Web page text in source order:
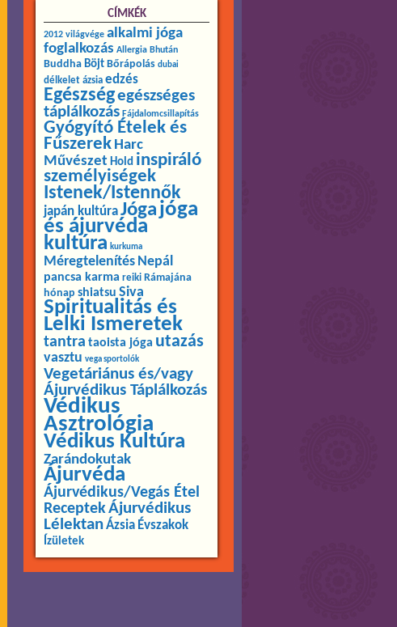
CÍMKÉK
2012 világvége alkalmi jóga
foglalkozás Allergia Bhután
Buddha Böjt Bőrápolás dubai
délkelet ázsia edzés
Egészségegészséges
táplálkozás Fájdalomcsillapítás
Gyógyító Ételek és
Fűszerek Harc
Művészet Hold inspiráló
személyiségek
Istenek/Istennők
japán kultúraJóga jóga
és ájurvéda
kultúra kurkuma
Méregtelenítés Nepál
pancsa karma reiki Rámajána
hónap shiatsu Siva
Spiritualitás és
Lelki Ismeretek
tantra taoista jóga utazás
vasztu vega sportolók
Vegetáriánus és/vagy
Ájurvédikus Táplálkozás
Védikus
Asztrológia
Védikus Kultúra
Zarándokutak
Ájurvéda
Ájurvédikus/Vegás Étel
ReceptekÁjurvédikus
LélektanÁzsia Évszakok
Ízületek